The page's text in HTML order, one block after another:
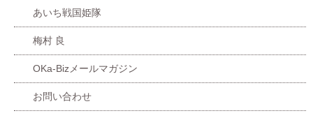
あいち戦国姫隊
梅村 良
OKa-Bizメールマガジン
お問い合わせ